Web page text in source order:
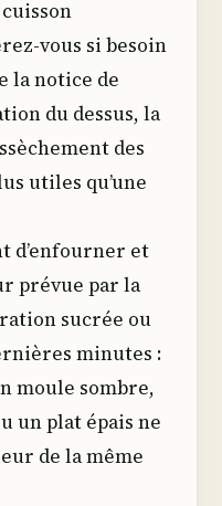
vous si besoin
la notice de
du dessus, la
des
utiles qu’une
d’enfourner et
prévue par la
sucrée ou
minutes :
moule sombre,
un plat épais ne
de la même